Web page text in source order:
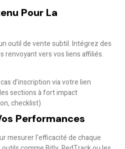
Pour La
outil de vente subtil. Intégrez des
renvoyant vers vos liens affiliés.
d’inscription via votre lien
sections à fort impact
checklist)
Performances
mesurer l’efficacité de chaque